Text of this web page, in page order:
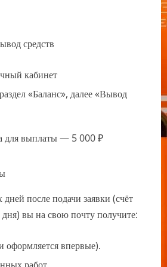
средств
кабинет
«Баланс», далее «Вывод
для выплаты — 5 000 ₽
после подачи заявки (счёт
вы на свою почту получите:
оформляется впервые).